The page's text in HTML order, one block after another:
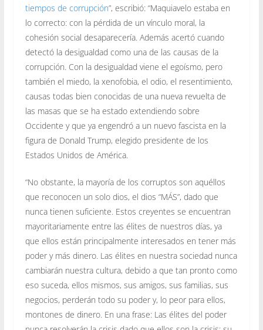
tiempos de corrupción”, escribió: “Maquiavelo estaba en
lo correcto: con la pérdida de un vínculo moral, la
cohesión social desaparecería. Además acertó cuando
detectó la desigualdad como una de las causas de la
corrupción. Con la desigualdad viene el egoísmo, pero
también el miedo, la xenofobia, el odio, el resentimiento,
causas todas bien conocidas de una nueva revuelta de
las masas que se ha estado extendiendo sobre
Occidente y que ya engendró a un nuevo fascista en la
figura de Donald Trump, elegido presidente de los
Estados Unidos de América.
“No obstante, la mayoría de los corruptos son aquéllos
que reconocen un solo dios, el dios “MÁS”, dado que
nunca tienen suficiente. Estos creyentes se encuentran
mayoritariamente entre las élites de nuestros días, ya
que ellos están principalmente interesados en tener más
poder y más dinero. Las élites en nuestra sociedad nunca
cambiarán nuestra cultura, debido a que tan pronto como
eso suceda, ellos mismos, sus amigos, sus familias, sus
negocios, perderán todo su poder y, lo peor para ellos,
montones de dinero. En una frase: Las élites del poder